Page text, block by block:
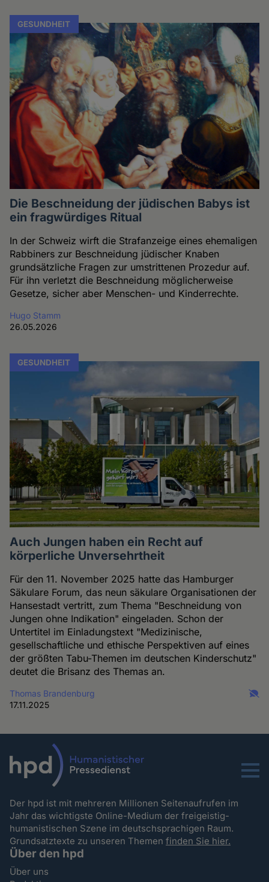
GESUNDHEIT
Die Beschneidung der jüdischen Babys ist
ein fragwürdiges Ritual
In der Schweiz wirft die Strafanzeige eines ehemaligen
Rabbiners zur Beschneidung jüdischer Knaben
grundsätzliche Fragen zur umstrittenen Prozedur auf.
Für ihn verletzt die Beschneidung möglicherweise
Gesetze, sicher aber Menschen- und Kinderrechte.
Hugo Stamm
26.05.2026
GESUNDHEIT
Auch Jungen haben ein Recht auf
körperliche Unversehrtheit
Für den 11. November 2025 hatte das Hamburger
Säkulare Forum, das neun säkulare Organisationen der
Hansestadt vertritt, zum Thema "Beschneidung von
Jungen ohne Indikation" eingeladen. Schon der
Untertitel im Einladungstext "Medizinische,
gesellschaftliche und ethische Perspektiven auf eines
der größten Tabu-Themen im deutschen Kinderschutz"
deutet die Brisanz des Themas an.
Thomas Brandenburg
17.11.2025
Menu
Der hpd ist mit mehreren Millionen Seitenaufrufen im
Jahr das wichtigste Online-Medium der freigeistig-
humanistischen Szene im deutschsprachigen Raum.
Grundsatztexte zu unseren Themenfinden Sie hier.
Über den hpd
Über uns